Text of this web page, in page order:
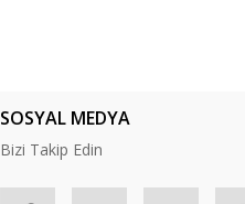
SOSYAL MEDYA
Bizi Takip Edin